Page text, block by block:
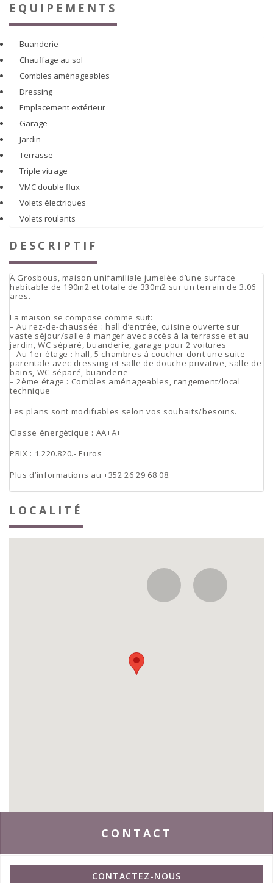
EQUIPEMENTS
Buanderie
Chauffage au sol
Combles aménageables
Dressing
Emplacement extérieur
Garage
Jardin
Terrasse
Triple vitrage
VMC double flux
Volets électriques
Volets roulants
DESCRIPTIF
A Grosbous, maison unifamiliale jumelée d’une surface
habitable de 190m2 et totale de 330m2 sur un terrain de 3.06
ares.
La maison se compose comme suit:
– Au rez-de-chaussée : hall d’entrée, cuisine ouverte sur
vaste séjour/salle à manger avec accès à la terrasse et au
jardin, WC séparé, buanderie, garage pour 2 voitures
– Au 1er étage : hall, 5 chambres à coucher dont une suite
parentale avec dressing et salle de douche privative, salle de
bains, WC séparé, buanderie
– 2ème étage : Combles aménageables, rangement/local
technique
Les plans sont modifiables selon vos souhaits/besoins.
Classe énergétique : AA+A+
PRIX : 1.220.820.- Euros
Plus d’informations au +352 26 29 68 08.
LOCALITÉ
CONTACT
CONTACTEZ-NOUS